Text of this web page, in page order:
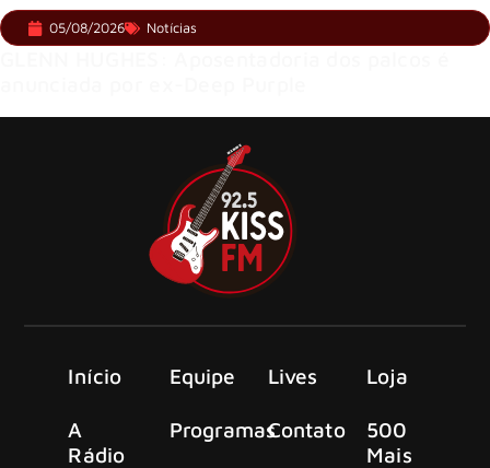
05/08/2026 Notícias
Início
A
Rádio
Equipe
Programas
Lives
Contato
Loja
500
Mais